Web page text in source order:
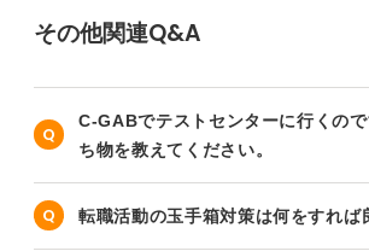
その他関連Q&A
C-GABでテストセンターに行くの
ち物を教えてください。
転職活動の玉手箱対策は何をすれば